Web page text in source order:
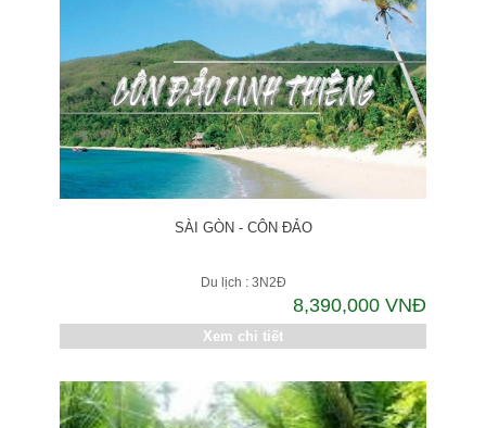
SÀI GÒN - CÔN ĐẢO
Du lịch : 3N2Đ
8,390,000 VNĐ
Xem chi tiết